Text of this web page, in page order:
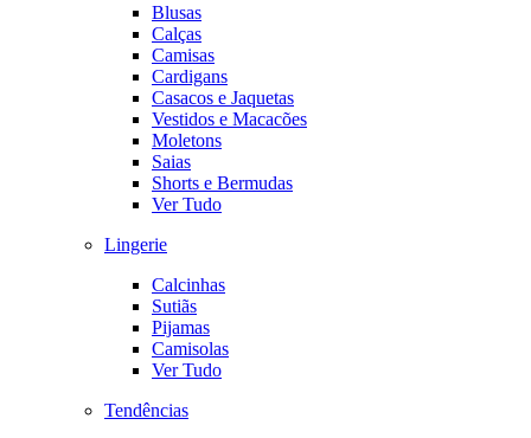
Blusas
Calças
Camisas
Cardigans
Casacos e Jaquetas
Vestidos e Macacões
Moletons
Saias
Shorts e Bermudas
Ver Tudo
Lingerie
Calcinhas
Sutiãs
Pijamas
Camisolas
Ver Tudo
Tendências